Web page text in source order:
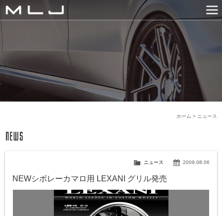
MLJ / Lexani(レクサーニ
PRODUCTS
GALLERY
SNS
NEWS
COMPANY
HISTORY
CONTACT US
LINK
ニュース
ホーム >
2009.08.06
ニュース
NEWシボレーカマロ用 LEXANI グリル発売